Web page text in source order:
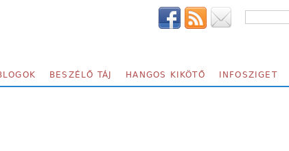
BESZÉLŐ TÁJ HANGOS KIKÖTŐ INFOSZIGET